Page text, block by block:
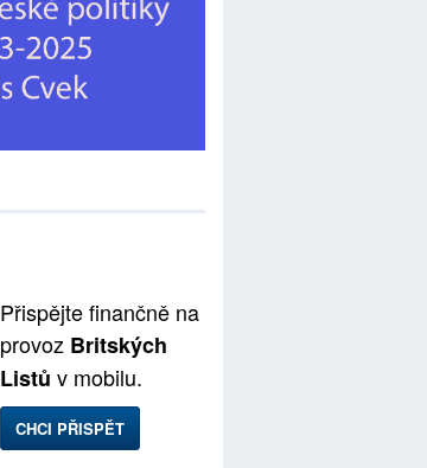
Přispějte finančně na
provoz Britských
Listů v mobilu.
CHCI PŘISPĚT